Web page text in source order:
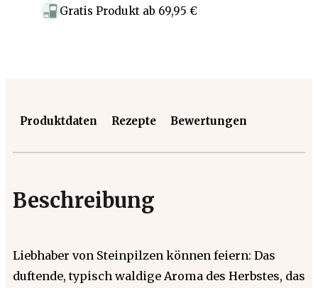
Gratis Produkt ab 69,95 €
Produktdaten Rezepte Bewertungen
Beschreibung
Liebhaber von Steinpilzen können feiern: Das
duftende, typisch waldige Aroma des Herbstes, das